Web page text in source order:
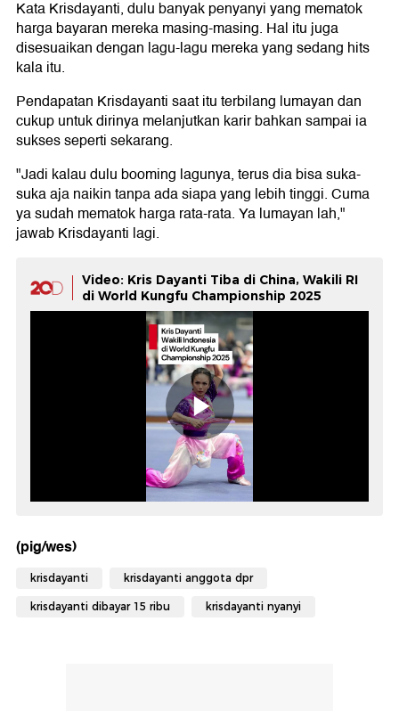
Kata Krisdayanti, dulu banyak penyanyi yang mematok
harga bayaran mereka masing-masing. Hal itu juga
disesuaikan dengan lagu-lagu mereka yang sedang hits
kala itu.
Pendapatan Krisdayanti saat itu terbilang lumayan dan
cukup untuk dirinya melanjutkan karir bahkan sampai ia
sukses seperti sekarang.
"Jadi kalau dulu booming lagunya, terus dia bisa suka-
suka aja naikin tanpa ada siapa yang lebih tinggi. Cuma
ya sudah mematok harga rata-rata. Ya lumayan lah,"
jawab Krisdayanti lagi.
Video: Kris Dayanti Tiba di China, Wakili RI
di World Kungfu Championship 2025
(pig/wes)
krisdayanti krisdayanti anggota dpr
krisdayanti dibayar 15 ribu krisdayanti nyanyi